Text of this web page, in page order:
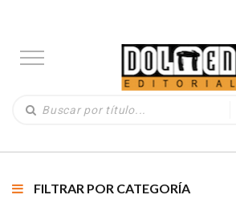
FILTRAR POR CATEGORÍA